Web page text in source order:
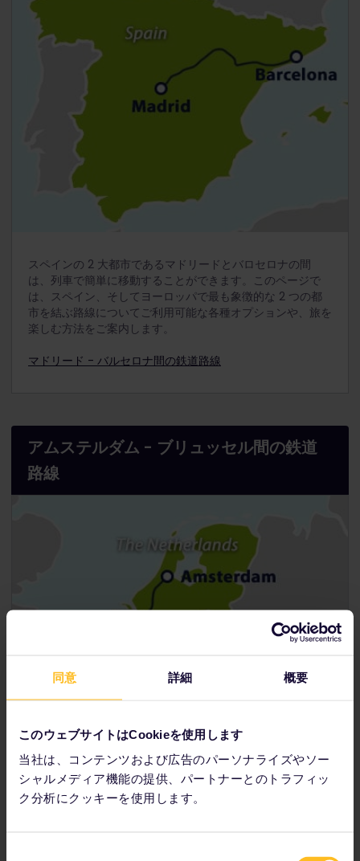
同意 詳細 概要
このウェブサイトはCookieを使用します
当社は、コンテンツおよび広告のパーソナライズやソー
シャルメディア機能の提供、パートナーとのトラフィッ
ク分析にクッキーを使用します。
スペインの 2 大都市であるマドリードとバロセロナの間
は、列車で簡単に移動することができます。このページで
は、スペイン、そしてヨーロッパで最も象徴的な 2 つの都
市を結ぶ路線についてご利用可能な各種オプションや、旅を
楽しむ方法をご案内します。
マドリード - バルセロナ間の鉄道路線
アムステルダム - ブリュッセル間の鉄道
路線
首都であるアムステルダムとブリュッセルは意外と近い場所
にあり、早ければ鉄道で 2 時間ほどで到着します。アムス